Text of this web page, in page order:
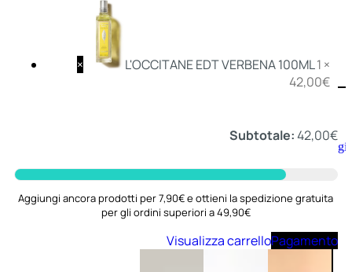
Deo
Aggiungi
× L'OCCITANE EDT VERBENA 100ML1 ×
42,00€
Subtotale:42,00€
Aggiungi ancora prodotti per 7,90€ e ottieni la spedizione gratuita
per gli ordini superiori a 49,90€
Visualizza carrelloPagamento